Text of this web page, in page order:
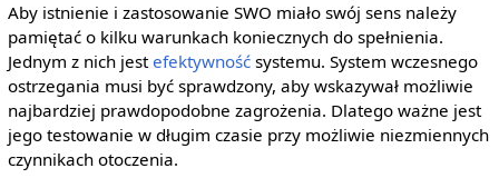
Aby istnienie i zastosowanie SWO miało swój sens należy
pamiętać o kilku warunkach koniecznych do spełnienia.
Jednym z nich jestefektywnośćsystemu. System wczesnego
ostrzegania musi być sprawdzony, aby wskazywał możliwie
najbardziej prawdopodobne zagrożenia. Dlatego ważne jest
jego testowanie w długim czasie przy możliwie niezmiennych
czynnikach otoczenia.